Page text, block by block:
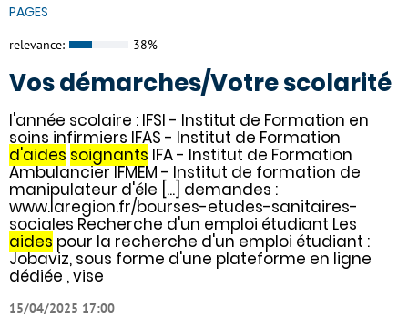
PAGES
relevance: 38%
Vos démarches/Votre scolarité
l'année scolaire : IFSI - Institut de Formation en
soins infirmiers IFAS - Institut de Formation
d'aides soignants IFA - Institut de Formation
Ambulancier IFMEM - Institut de formation de
manipulateur d'éle [...] demandes :
www.laregion.fr/bourses-etudes-sanitaires-
sociales Recherche d'un emploi étudiant Les
aides pour la recherche d'un emploi étudiant :
Jobaviz, sous forme d'une plateforme en ligne
dédiée , vise
15/04/2025 17:00